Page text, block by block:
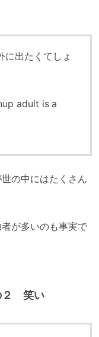
に出たくてしょ
adult is a
の中にはたくさん
が多いのも事実で
２ 笑い